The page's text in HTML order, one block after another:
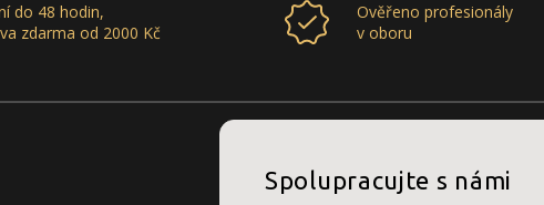
do 48 hodin,
zdarma od 2000 Kč
Ověřeno profesionály
v oboru
Spolupracujte s námi